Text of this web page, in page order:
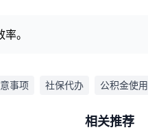
。
事项 社保代办 公积金使用
相关推荐